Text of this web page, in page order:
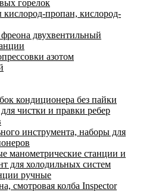
горелок
пропан, кислород-
двухвентильный
азотом
кондиционера без пайки
чистки и правки ребер
инструмента, наборы для
манометрические станции и
для холодильных систем
ручные
смотровая колба Inspector